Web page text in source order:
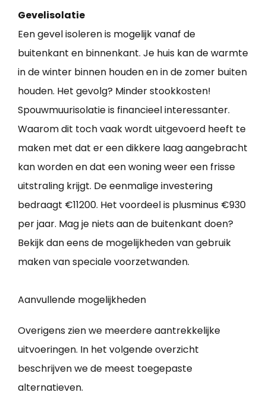
Gevelisolatie
Een gevel isoleren is mogelijk vanaf de
buitenkant en binnenkant. Je huis kan de warmte
in de winter binnen houden en in de zomer buiten
houden. Het gevolg? Minder stookkosten!
Spouwmuurisolatie is financieel interessanter.
Waarom dit toch vaak wordt uitgevoerd heeft te
maken met dat er een dikkere laag aangebracht
kan worden en dat een woning weer een frisse
uitstraling krijgt. De eenmalige investering
bedraagt €11200. Het voordeel is plusminus €930
per jaar. Mag je niets aan de buitenkant doen?
Bekijk dan eens de mogelijkheden van gebruik
maken van speciale voorzetwanden.
Aanvullende mogelijkheden
Overigens zien we meerdere aantrekkelijke
uitvoeringen. In het volgende overzicht
beschrijven we de meest toegepaste
alternatieven.